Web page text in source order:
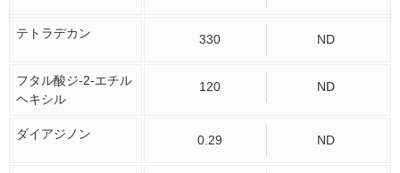
テトラデカン 330 ND
フタル酸ジ-2-エチル
ヘキシル
120 ND
ダイアジノン 0.29 ND